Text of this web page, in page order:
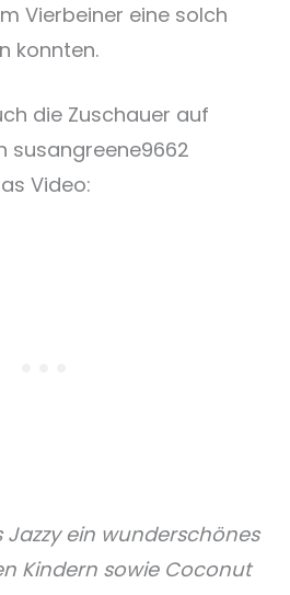
Vierbeiner eine solch
konnten.
die Zuschauer auf
susangreene9662
Video:
Jazzy ein wunderschönes
Kindern sowie Coconut